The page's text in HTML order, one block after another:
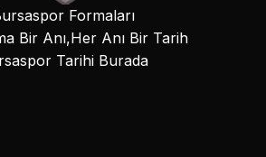
Formaları
Bir Anı,Her Anı Bir Tarih
Tarihi Burada